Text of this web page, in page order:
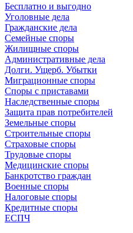
Бесплатно и выгодно
Уголовные дела
Гражданские дела
Семейные споры
Жилищные споры
Административные дела
Долги. Ущерб. Убытки
Миграционные споры
Споры с приставами
Наследственные споры
Защита прав потребителей
Земельные споры
Строительные споры
Страховые споры
Трудовые споры
Медицинские споры
Банкротство граждан
Военные споры
Налоговые споры
Кредитные споры
ЕСПЧ